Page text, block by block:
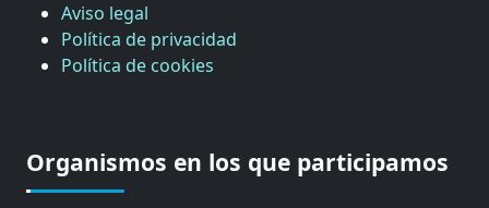
Aviso legal
Política de privacidad
Política de cookies
Organismos en los que participamos
AYUNTAMIENTO DE DONOSTIA
COMITÉ DE INSPECCION DE GIPUZKOA